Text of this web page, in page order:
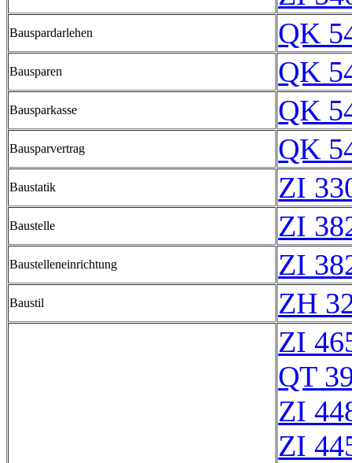
Bauspardarlehen QK
Bausparen QK
Bausparkasse QK
Bausparvertrag QK
Baustatik ZI
Baustelle ZI
Baustelleneinrichtung ZI
Baustil ZH
ZI
QT
ZI
ZI